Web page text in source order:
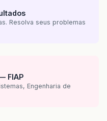
Resolva seus problemas
FIAP
Engenharia de